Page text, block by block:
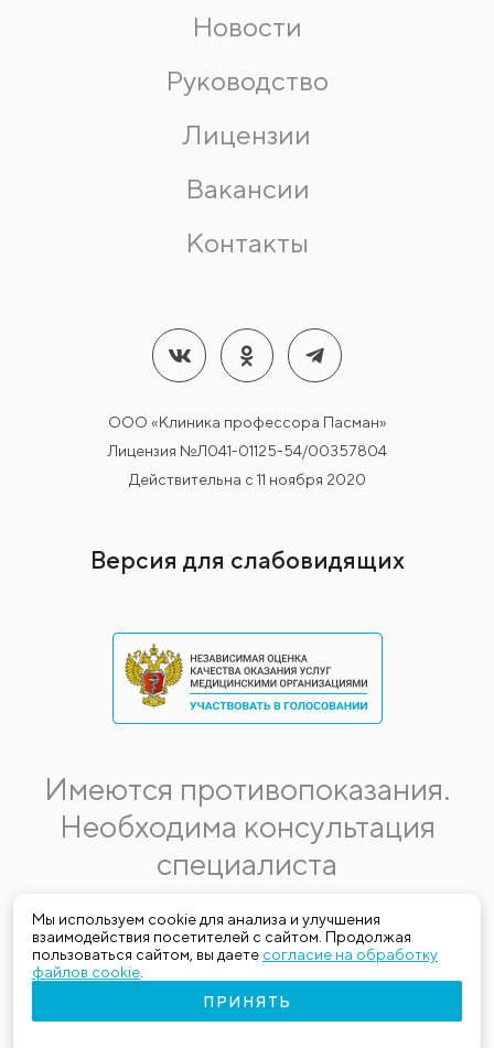
Мы используем cookie для анализа и улучшения
взаимодействия посетителей с сайтом. Продолжая
пользоваться сайтом, вы даете согласие на обработку
файлов cookie
ПРИНЯТЬ
Новости
Руководство
Лицензии
Вакансии
Контакты
ООО «Клиника профессора Пасман»
Лицензия №Л041-01125-54/00357804
Действительна с 11 ноября 2020
Версия для слабовидящих
Имеются противопоказания.
Необходима консультация
специалиста
Данная информация не является публичной офертой.
Стоимость, название и спектр услуг могут меняться.
Получить актуальную на момент обращения за медицинской
услугой информацию можно по телефону (383) 303-03-03